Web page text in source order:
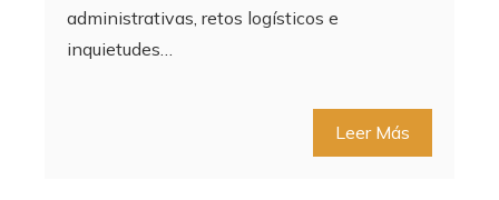
administrativas, retos logísticos e
inquietudes…
Leer Más